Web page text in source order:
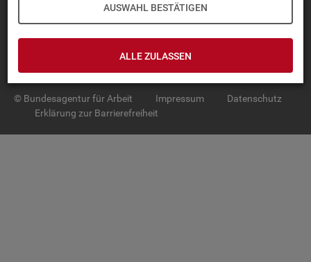
AUSWAHL BESTÄTIGEN
ALLE ZULASSEN
IN­TER­AK­TI­VE STA­TIS­TI­KEN
GRUND­LA­GEN
© Bundesagentur für Arbeit Impressum
Datenschutz
Erklärung zur Barrierefreiheit